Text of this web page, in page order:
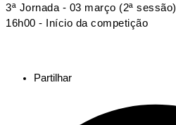
3ª Jornada - 03 março (2ª sessão)
16h00 - Início da competição
Partilhar